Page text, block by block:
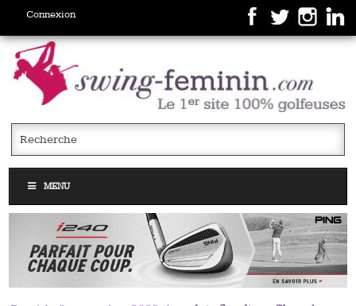
Connexion
MENU